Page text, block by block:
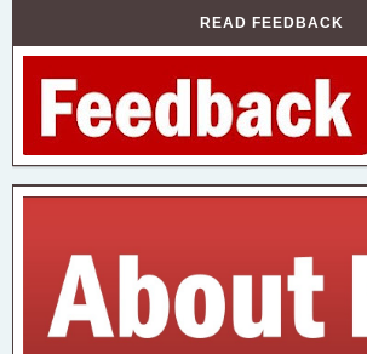
READ FEEDBACK